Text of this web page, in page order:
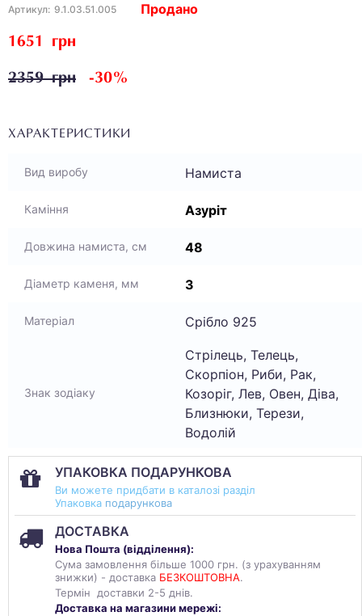
Артикул: 9.1.03.51.005
1651 грн
2359 грн -30%
Продано
ХАРАКТЕРИСТИКИ
Вид виробу Намиста
Каміння Азуріт
Довжина намиста, см 48
Діаметр каменя, мм 3
Матеріал Срібло 925
Знак зодіаку
Стрілець, Телець,
Скорпіон, Риби, Рак,
Козоріг, Лев, Овен, Діва,
Близнюки, Терези,
Водолій
УПАКОВКА ПОДАРУНКОВА
Ви можете придбати в каталозі разділ
Упаковка подарункова
ДОСТАВКА
Нова Пошта (відділення):
Сума замовлення більше 1000 грн. (з урахуванням
знижки) - доставка БЕЗКОШТОВНА.
Термін доставки 2-5 днів.
Доставка на магазини мережі: